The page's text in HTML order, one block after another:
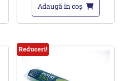
Adaugă în coș
Reduceri!